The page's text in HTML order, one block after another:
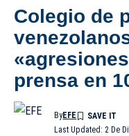
Colegio de
prensa en
Last Updated: 2 De
ByEFE